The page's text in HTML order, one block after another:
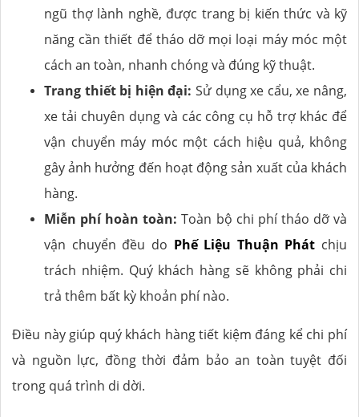
ngũ thợ lành nghề, được trang bị kiến thức và kỹ
năng cần thiết để tháo dỡ mọi loại máy móc một
cách an toàn, nhanh chóng và đúng kỹ thuật.
Trang thiết bị hiện đại: Sử dụng xe cẩu, xe nâng,
xe tải chuyên dụng và các công cụ hỗ trợ khác để
vận chuyển máy móc một cách hiệu quả, không
gây ảnh hưởng đến hoạt động sản xuất của khách
hàng.
Miễn phí hoàn toàn: Toàn bộ chi phí tháo dỡ và
vận chuyển đều do Phế Liệu Thuận Phát chịu
trách nhiệm. Quý khách hàng sẽ không phải chi
trả thêm bất kỳ khoản phí nào.
Điều này giúp quý khách hàng tiết kiệm đáng kể chi phí
và nguồn lực, đồng thời đảm bảo an toàn tuyệt đối
trong quá trình di dời.